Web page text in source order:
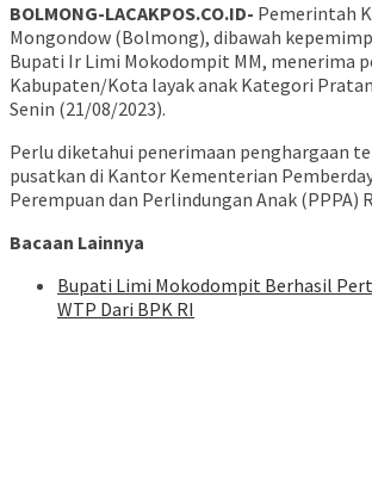
BOLMONG-LACAKPOS.CO.ID- Pemerintah
Mongondow (Bolmong), dibawah
Bupati Ir Limi Mokodompit MM, menerima
Kabupaten/Kota layak anak Kategori
Senin (21/08/2023).
Perlu diketahui penerimaan penghargaan
pusatkan di Kantor Kementerian
Perempuan dan Perlindungan Anak (PPPA)
Bacaan Lainnya
Bupati Limi Mokodompit Berhasil
WTP Dari BPK RI